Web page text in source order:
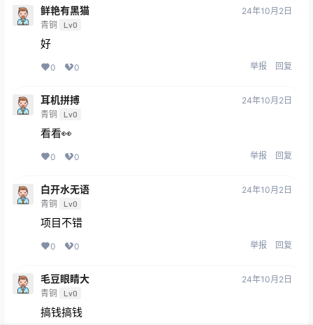
鲜艳有黑猫
青铜 Lv0
24年10月2日
好
0 0 举报 回复
耳机拼搏
青铜 Lv0
24年10月2日
看看👀
0 0 举报 回复
白开水无语
青铜 Lv0
24年10月2日
项目不错
0 0 举报 回复
毛豆眼睛大
青铜 Lv0
24年10月2日
搞钱搞钱